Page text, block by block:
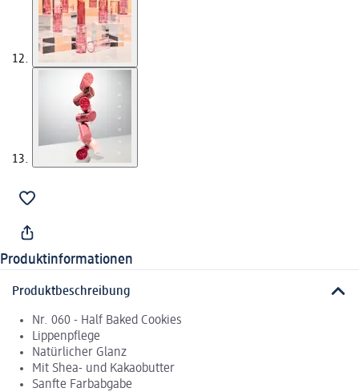
Produktinformationen
Produktbeschreibung
Nr. 060 - Half Baked Cookies
Lippenpflege
Natürlicher Glanz
Mit Shea- und Kakaobutter
Sanfte Farbabgabe